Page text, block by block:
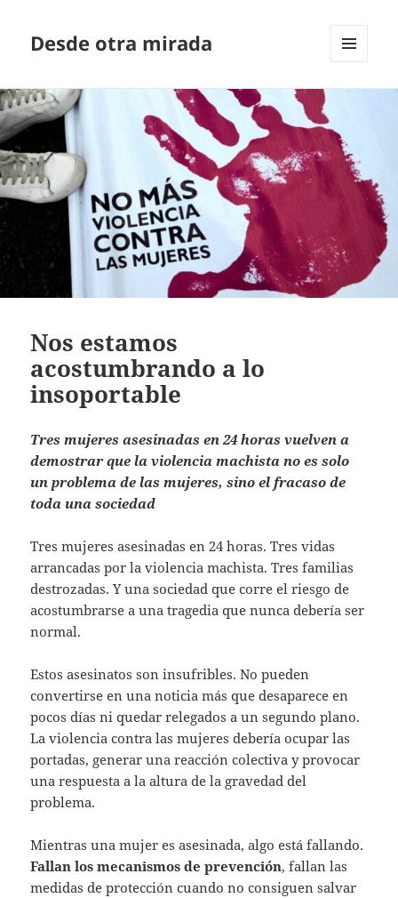
Desde otra mirada
Nos estamos
acostumbrando a lo
insoportable
Tres mujeres asesinadas en 24 horas vuelven a
demostrar que la violencia machista no es solo
un problema de las mujeres, sino el fracaso de
toda una sociedad
Tres mujeres asesinadas en 24 horas. Tres vidas
arrancadas por la violencia machista. Tres familias
destrozadas. Y una sociedad que corre el riesgo de
acostumbrarse a una tragedia que nunca debería ser
normal.
Estos asesinatos son insufribles. No pueden
convertirse en una noticia más que desaparece en
pocos días ni quedar relegados a un segundo plano.
La violencia contra las mujeres debería ocupar las
portadas, generar una reacción colectiva y provocar
una respuesta a la altura de la gravedad del
problema.
Mientras una mujer es asesinada, algo está fallando.
Fallan los mecanismos de prevención, fallan las
medidas de protección cuando no consiguen salvar